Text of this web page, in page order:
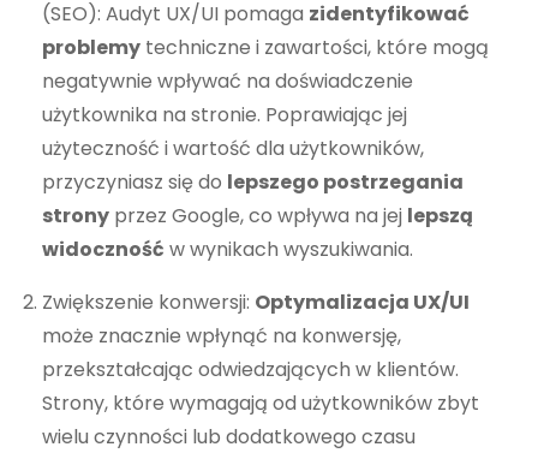
(SEO): Audyt UX/UI pomaga zidentyfikować
problemy techniczne i zawartości, które mogą
negatywnie wpływać na doświadczenie
użytkownika na stronie. Poprawiając jej
użyteczność i wartość dla użytkowników,
przyczyniasz się do lepszego postrzegania
strony przez Google, co wpływa na jej lepszą
widoczność w wynikach wyszukiwania.
Zwiększenie konwersji: Optymalizacja UX/UI
może znacznie wpłynąć na konwersję,
przekształcając odwiedzających w klientów.
Strony, które wymagają od użytkowników zbyt
wielu czynności lub dodatkowego czasu